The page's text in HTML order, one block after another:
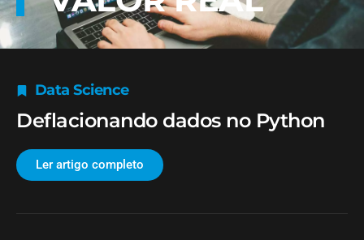
Data Science
Deflacionando dados no Python
Ler artigo completo